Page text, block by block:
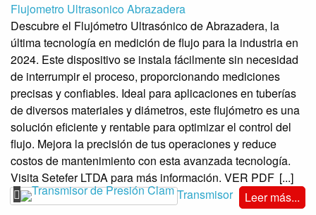
Flujometro Ultrasonico Abrazadera
Descubre el Flujómetro Ultrasónico de Abrazadera, la
última tecnología en medición de flujo para la industria en
2024. Este dispositivo se instala fácilmente sin necesidad
de interrumpir el proceso, proporcionando mediciones
precisas y confiables. Ideal para aplicaciones en tuberías
de diversos materiales y diámetros, este flujómetro es una
solución eficiente y rentable para optimizar el control del
flujo. Mejora la precisión de tus operaciones y reduce
costos de mantenimiento con esta avanzada tecnología.
Visita Setefer LTDA para más información. VER PDF [...]
Leer más...
Transmisor